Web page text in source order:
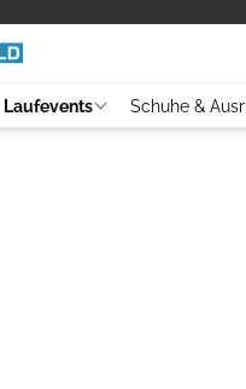
Laufevents Schuhe &